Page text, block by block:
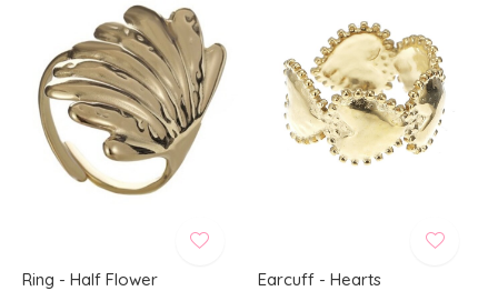
Ring - Half Flower
Earcuff - Hearts